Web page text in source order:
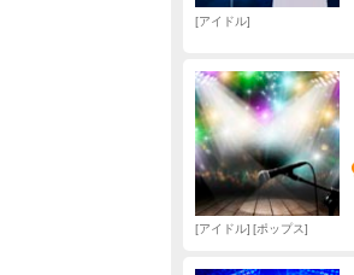
アイドル
アイドル ポップス